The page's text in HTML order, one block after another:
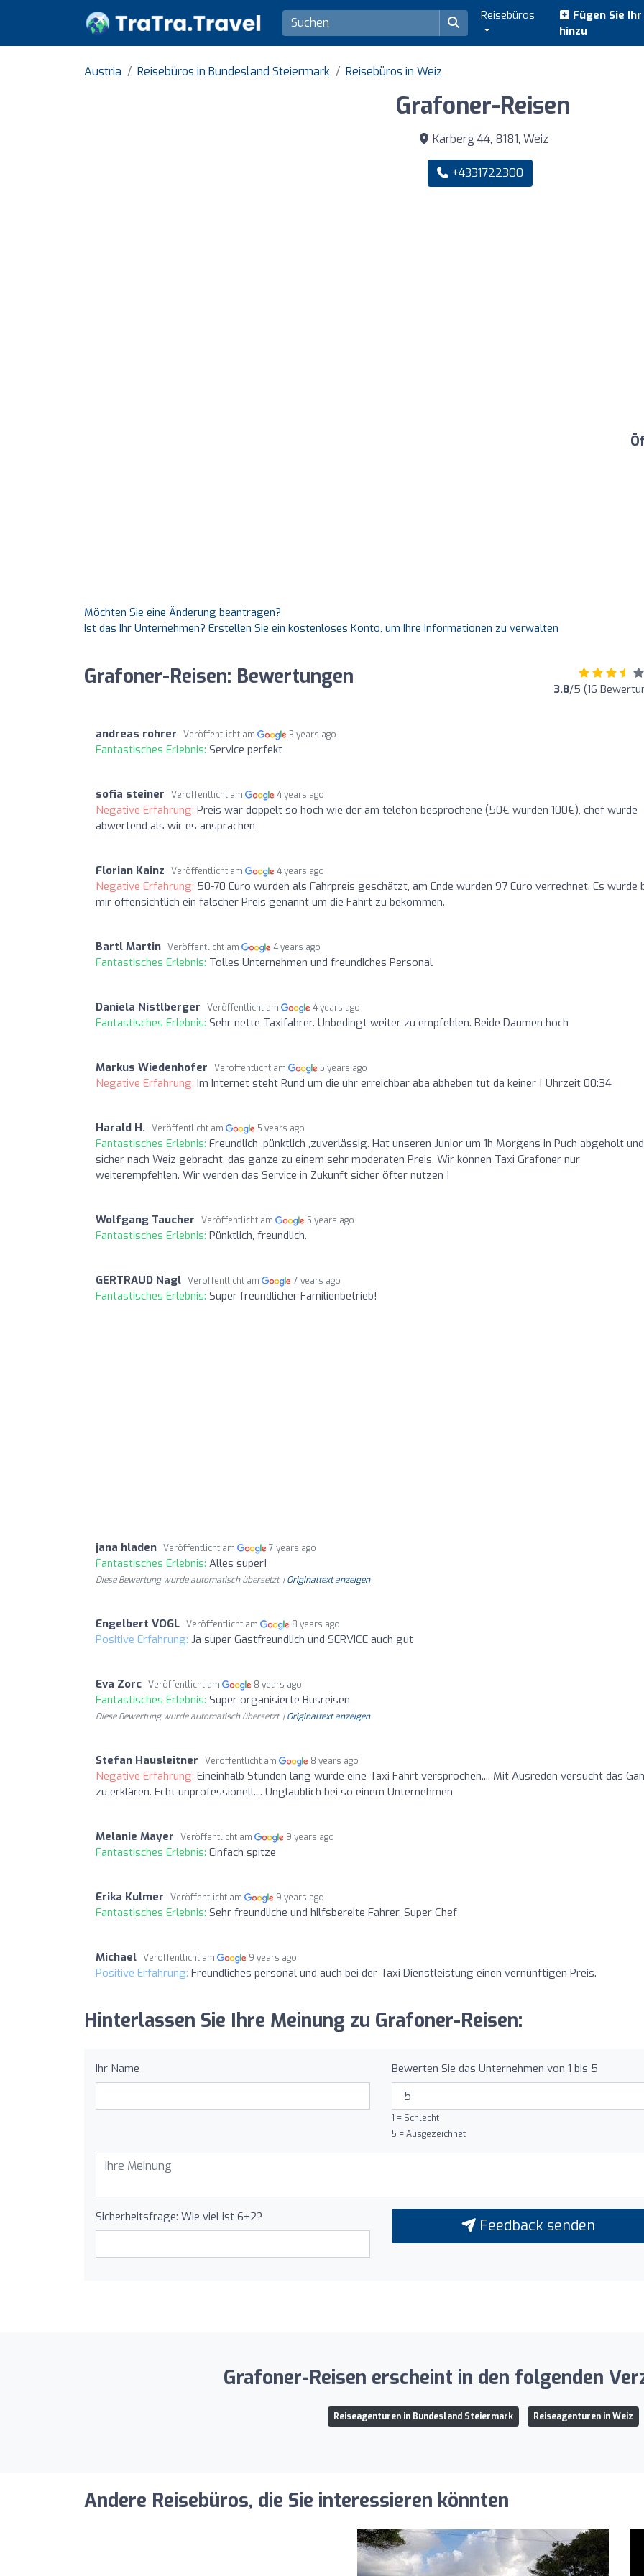
Reisebüros
Fügen Sie
hinzu
Austria Reisebüros in Bundesland Steiermark Reisebüros in Weiz
Grafoner-Reisen
Karberg 44, 8181, Weiz
+4331722300
Möchten Sie eine Änderung beantragen?
Ist das Ihr Unternehmen? Erstellen Sie ein kostenloses Konto, um Ihre Informationen zu verwalten
Grafoner-Reisen: Bewertungen 3.8/5 (16
andreas rohrer Veröffentlicht am 3 years ago
Fantastisches Erlebnis: Service perfekt
sofia steiner Veröffentlicht am 4 years ago
Negative Erfahrung: Preis war doppelt so hoch wie der am telefon besprochene (50€ wurden 100€), chef wurde
abwertend als wir es ansprachen
Florian Kainz Veröffentlicht am 4 years ago
Negative Erfahrung: 50-70 Euro wurden als Fahrpreis geschätzt, am Ende wurden 97 Euro verrechnet. Es wurde
mir offensichtlich ein falscher Preis genannt um die Fahrt zu bekommen.
Bartl Martin Veröffentlicht am 4 years ago
Fantastisches Erlebnis: Tolles Unternehmen und freundiches Personal
Daniela Nistlberger Veröffentlicht am 4 years ago
Fantastisches Erlebnis: Sehr nette Taxifahrer. Unbedingt weiter zu empfehlen. Beide Daumen hoch
Markus Wiedenhofer Veröffentlicht am 5 years ago
Negative Erfahrung: Im Internet steht Rund um die uhr erreichbar aba abheben tut da keiner ! Uhrzeit 00:34
Harald H. Veröffentlicht am 5 years ago
Fantastisches Erlebnis: Freundlich ,pünktlich ,zuverlässig. Hat unseren Junior um 1h Morgens in Puch abgeholt und
sicher nach Weiz gebracht, das ganze zu einem sehr moderaten Preis. Wir können Taxi Grafoner nur
weiterempfehlen. Wir werden das Service in Zukunft sicher öfter nutzen !
Wolfgang Taucher Veröffentlicht am 5 years ago
Fantastisches Erlebnis: Pünktlich, freundlich.
GERTRAUD Nagl Veröffentlicht am 7 years ago
Fantastisches Erlebnis: Super freundlicher Familienbetrieb!
jana hladen Veröffentlicht am 7 years ago
Fantastisches Erlebnis: Alles super!
Diese Bewertung wurde automatisch übersetzt. |Originaltext anzeigen
Engelbert VOGL Veröffentlicht am 8 years ago
Positive Erfahrung: Ja super Gastfreundlich und SERVICE auch gut
Eva Zorc Veröffentlicht am 8 years ago
Fantastisches Erlebnis: Super organisierte Busreisen
Diese Bewertung wurde automatisch übersetzt. |Originaltext anzeigen
Stefan Hausleitner Veröffentlicht am 8 years ago
Negative Erfahrung: Eineinhalb Stunden lang wurde eine Taxi Fahrt versprochen.... Mit Ausreden versucht das
zu erklären. Echt unprofessionell.... Unglaublich bei so einem Unternehmen
Melanie Mayer Veröffentlicht am 9 years ago
Fantastisches Erlebnis: Einfach spitze
Erika Kulmer Veröffentlicht am 9 years ago
Fantastisches Erlebnis: Sehr freundliche und hilfsbereite Fahrer. Super Chef
Michael Veröffentlicht am 9 years ago
Positive Erfahrung: Freundliches personal und auch bei der Taxi Dienstleistung einen vernünftigen Preis.
Hinterlassen Sie Ihre Meinung zu Grafoner-Reisen:
Ihr Name Bewerten Sie das Unternehmen von 1 bis 5
1 = Schlecht
5 = Ausgezeichnet
Sicherheitsfrage: Wie viel ist 6+2? Feedback senden
Grafoner-Reisen erscheint in den folgenden
Reiseagenturen in Bundesland Steiermark Reiseagenturen in Weiz
Andere Reisebüros, die Sie interessieren könnten